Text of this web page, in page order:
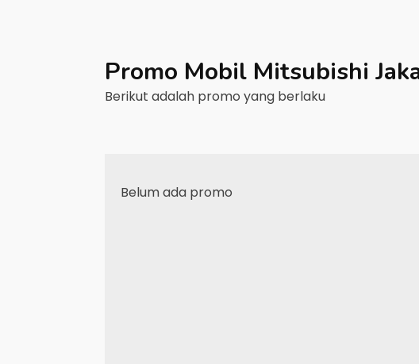
Promo Mobil Mitsubishi
Berikut adalah promo yang berlaku
Belum ada promo